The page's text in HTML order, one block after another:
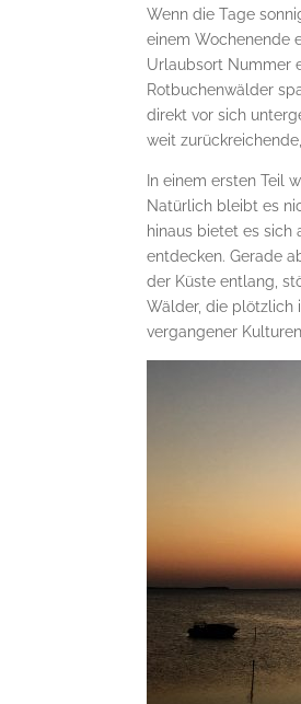
Wenn die Tage
einem Wochenende
Urlaubsort Nummer
Rotbuchenwälder
direkt vor sich
weit
In einem ersten Teil
Natürlich bleibt es
hinaus bietet es sich
entdecken. Gerade
der Küste entlang,
Wälder, die plötzlich
vergangener